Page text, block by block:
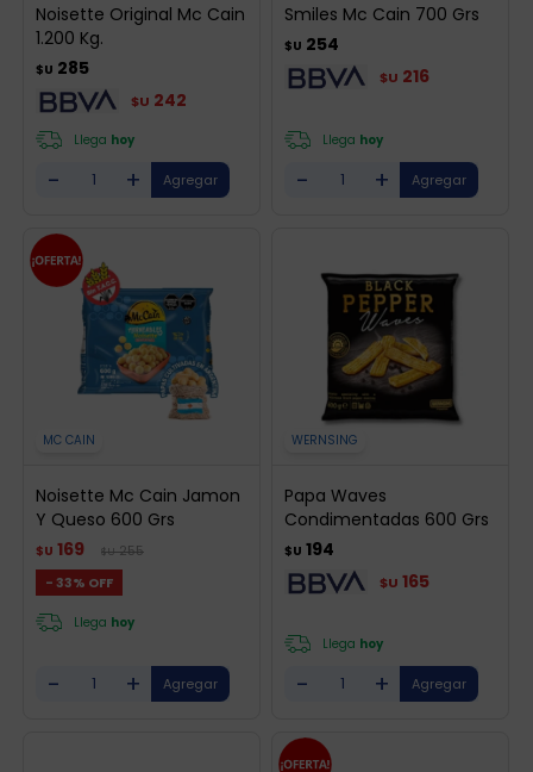
Noisette Original Mc Cain
1.200 Kg.
$U 285
$U 242
Llega hoy
- +
Smiles Mc Cain 700 Grs
$U 254
$U 216
Llega hoy
- +
MC CAIN
Noisette Mc Cain Jamon
Y Queso 600 Grs
$U 169 $U 255
33
Llega hoy
- +
WERNSING
Papa Waves
Condimentadas 600 Grs
$U 194
$U 165
Llega hoy
- +